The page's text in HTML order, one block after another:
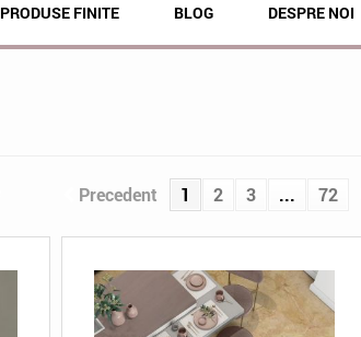
PRODUSE FINITE BLOG DESPRE NOI
Precedent 1 2 3 ... 72